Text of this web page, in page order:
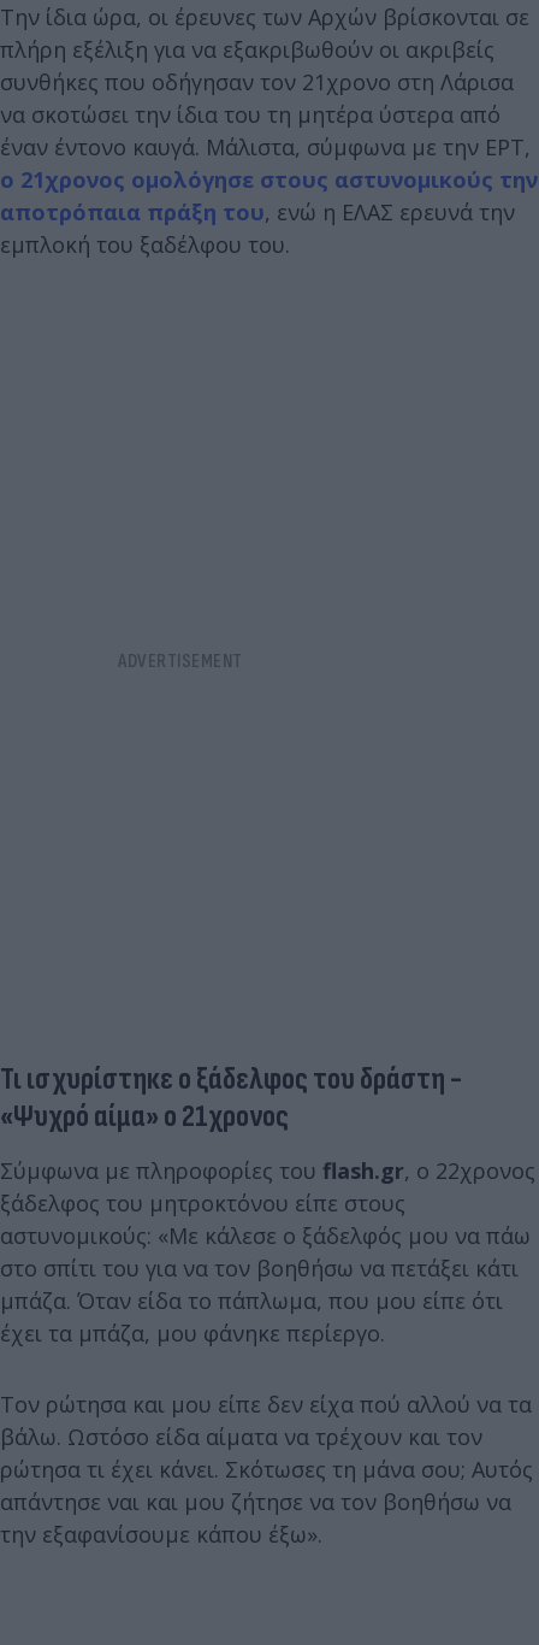
Την ίδια ώρα, οι έρευνες των Αρχών βρίσκονται σε
πλήρη εξέλιξη για να εξακριβωθούν οι ακριβείς
συνθήκες που οδήγησαν τον 21χρονο στη Λάρισα
να σκοτώσει την ίδια του τη μητέρα ύστερα από
έναν έντονο καυγά. Μάλιστα, σύμφωνα με την ΕΡΤ,
ο 21χρονος ομολόγησε στους αστυνομικούς την
αποτρόπαια πράξη του, ενώ η ΕΛΑΣ ερευνά την
εμπλοκή του ξαδέλφου του.
Τι ισχυρίστηκε ο ξάδελφος του δράστη -
«Ψυχρό αίμα» ο 21χρονος
Σύμφωνα με πληροφορίες του flash.gr, ο 22χρονος
ξάδελφος του μητροκτόνου είπε στους
αστυνομικούς: «Με κάλεσε ο ξάδελφός μου να πάω
στο σπίτι του για να τον βοηθήσω να πετάξει κάτι
μπάζα. Όταν είδα το πάπλωμα, που μου είπε ότι
έχει τα μπάζα, μου φάνηκε περίεργο.
Τον ρώτησα και μου είπε δεν είχα πού αλλού να τα
βάλω. Ωστόσο είδα αίματα να τρέχουν και τον
ρώτησα τι έχει κάνει. Σκότωσες τη μάνα σου; Αυτός
απάντησε ναι και μου ζήτησε να τον βοηθήσω να
την εξαφανίσουμε κάπου έξω».